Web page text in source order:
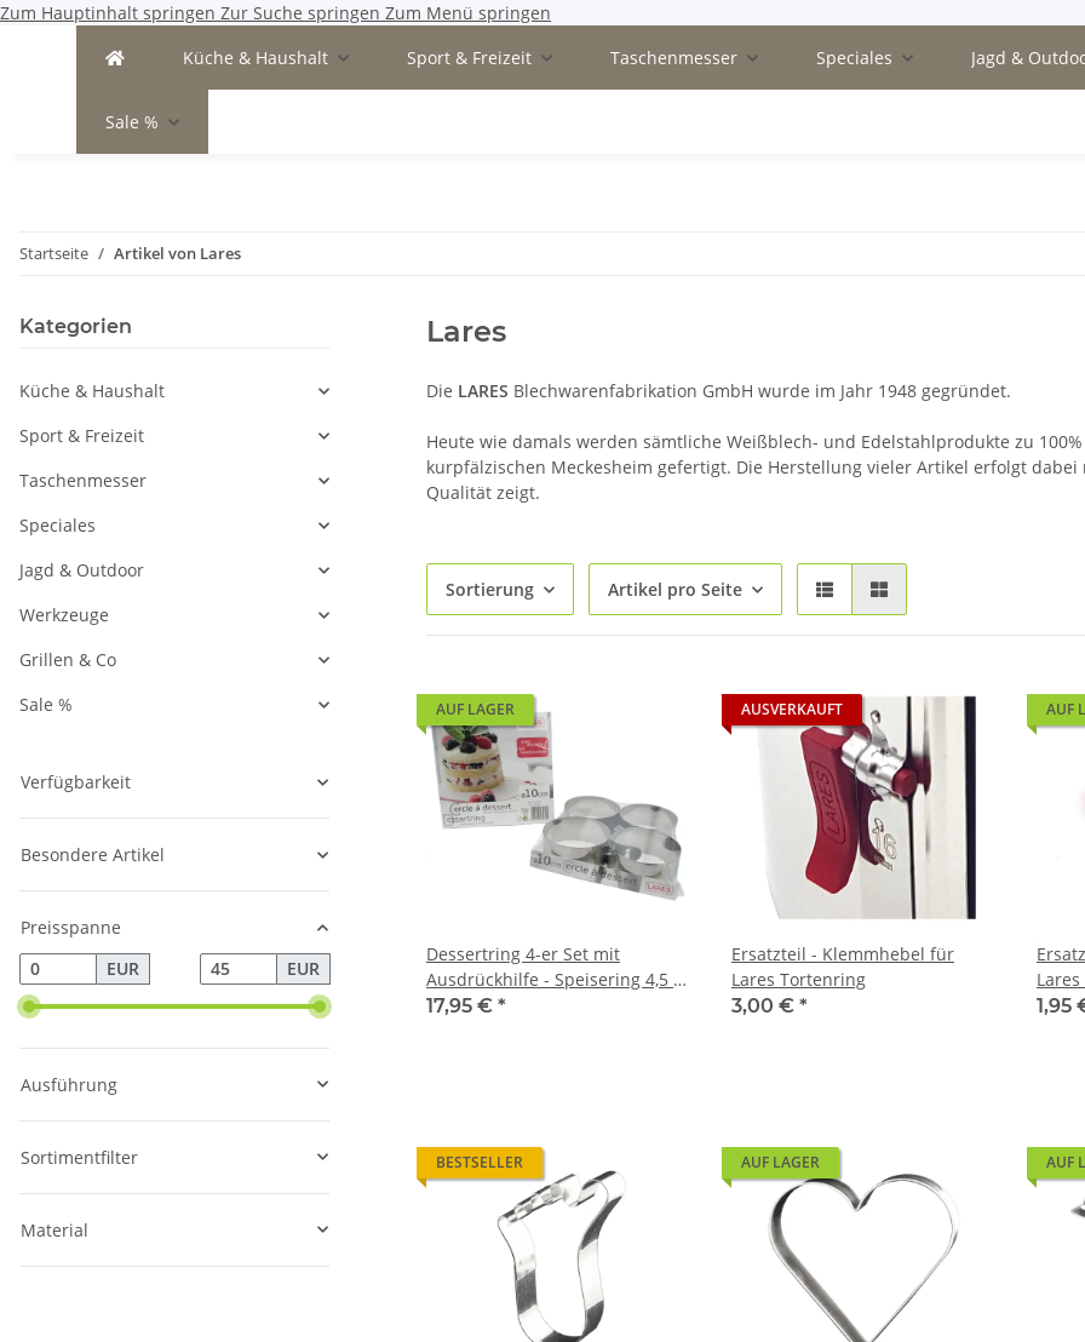
Zum Hauptinhalt springen Zur Suche springen Zum Menü springen
Küche & Haushalt
Sport & Freizeit Taschenmesser Speciales Jagd &
Sale %
Startseite Artikel von Lares
Lares
Die LARES Blechwarenfabrikation GmbH wurde im Jahr 1948 gegründet.
Heute wie damals werden sämtliche Weißblech- und Edelstahlprodukte zu
kurpfälzischen Meckesheim gefertigt. Die Herstellung vieler Artikel erfolgt
Qualität zeigt.
Sortierung Artikel pro Seite
AUF LAGER
Dessertring 4-er Set mit
Ausdrückhilfe - Speisering 4,5 x
Ø 10 cm
17,95 € *
AUSVERKAUFT
Ersatzteil - Klemmhebel für
Lares Tortenring
3,00 € *
AUF
1,95
BESTSELLER AUF LAGER AUF
Kategorien
Küche & Haushalt
Sport & Freizeit
Taschenmesser
Speciales
Jagd & Outdoor
Werkzeuge
Grillen & Co
Sale %
Verfügbarkeit
Besondere Artikel
Preisspanne
EUR
EUR
Ausführung
Sortimentfilter
Material